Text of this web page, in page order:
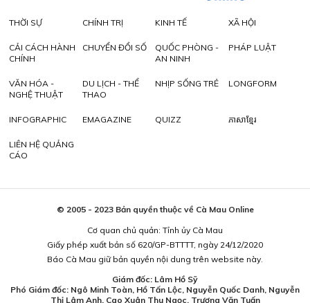
THỜI SỰ CHÍNH TRỊ KINH TẾ XÃ HỘI
CẢI CÁCH HÀNH
CHÍNH
CHUYỂN ĐỔI SỐ
QUỐC PHÒNG -
AN NINH
PHÁP LUẬT
VĂN HÓA -
NGHỆ THUẬT
DU LỊCH - THỂ
THAO
NHỊP SỐNG TRẺ LONGFORM
INFOGRAPHIC EMAGAZINE QUIZZ ភាសាខ្មែរ
LIÊN HỆ QUẢNG
CÁO
© 2005 - 2023 Bản quyền thuộc về Cà Mau Online
Cơ quan chủ quản: Tỉnh ủy Cà Mau
Giấy phép xuất bản số 620/GP-BTTTT, ngày 24/12/2020
Báo Cà Mau giữ bản quyền nội dung trên website này.
Giám đốc: Lâm Hồ Sỹ
Phó Giám đốc: Ngô Minh Toàn, Hồ Tấn Lộc, Nguyễn Quốc Danh, Nguyễn
Thị Lâm Anh, Cao Xuân Thu Ngọc, Trương Văn Tuấn